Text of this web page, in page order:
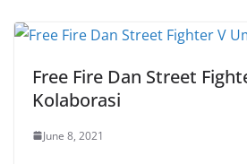
Free Fire Dan Street
Kolaborasi
June 8, 2021